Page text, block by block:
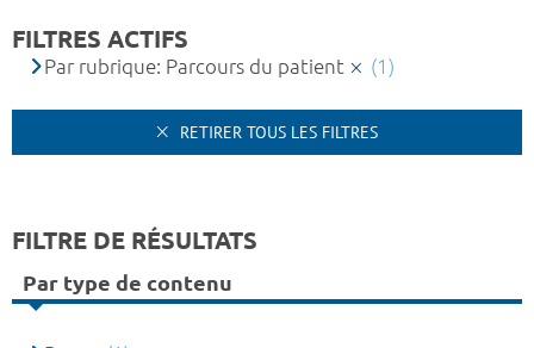
FILTRES ACTIFS
Par rubrique: Parcours du patient (1)
RETIRER TOUS LES FILTRES
FILTRE DE RÉSULTATS
Par type de contenu